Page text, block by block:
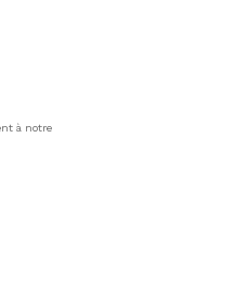
à notre